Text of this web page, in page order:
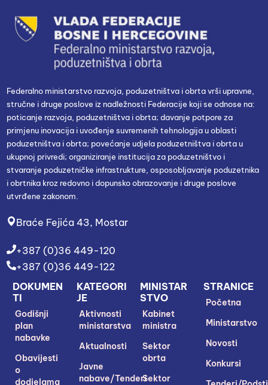
Federalno ministarstvo razvoja, poduzetništva i obrta vrši upravne,
stručne i druge poslove iz nadležnosti Federacije koji se odnose na:
poticanje razvoja, poduzetništva i obrta; davanje potpore za
primjenu inovacija i uvođenje suvremenih tehnologija u oblasti
poduzetništva i obrta; povećanje udjela poduzetništva i obrta u
ukupnoj privredi; organiziranje institucija za poduzetništvo i
stvaranje poduzetničke infrastrukture, osposobljavanje poduzetnika
i obrtnika kroz redovno i dopunsko obrazovanje i druge poslove
utvrđene zakonom.
Braće Fejića 43, Mostar
+387 (0)36 449-120
+387 (0)36 449-122
STRANICE
Početna
Ministarstvo
Novosti
Konkursi
MINISTAR
STVO
Kabinet
ministra
Sektor
obrta
Sektor
KATEGORI
JE
Aktivnosti
ministarstva
Aktualnosti
Javne
nabave/Tenderi
DOKUMEN
TI
Godišnji
plan
nabavke
Obavijesti
o
dodjelama